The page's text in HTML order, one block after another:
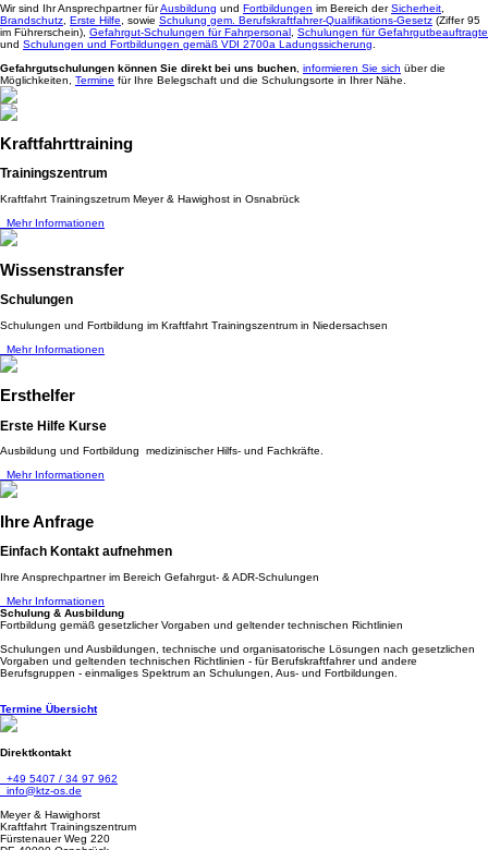
Wir sind Ihr Ansprechpartner fürAusbildung und Fortbildungen im Bereich derSicherheit
Brandschutz Erste Hilfe , sowie Schulung gem. Berufskraftfahrer-Qualifikations-Gesetz (Ziffer 95
im Führerschein), Gefahrgut-Schulungen für Fahrpersonal Schulungen für Gefahrgutbeauftragte
und Schulungen und Fortbildungen gemäß VDI 2700a Ladungssicherung
Gefahrgutschulungen können Sie direkt bei uns buchen informieren Sie sich über die
Möglichkeiten, Termine für Ihre Belegschaft und die Schulungsorte in Ihrer Nähe.
Kraftfahrttraining
Trainingszentrum
Kraftfahrt Trainingszetrum Meyer & Hawighost in Osnabrück
Mehr Informationen
Wissenstransfer
Schulungen
Schulungen und Fortbildung im Kraftfahrt Trainingszentrum in Niedersachsen
Mehr Informationen
Ersthelfer
Erste Hilfe Kurse
Ausbildung und Fortbildung medizinischer Hilfs- und Fachkräfte.
Mehr Informationen
Ihre Anfrage
Einfach Kontakt aufnehmen
Ihre Ansprechpartner im Bereich Gefahrgut- & ADR-Schulungen
Mehr Informationen
Schulung & Ausbildung
Fortbildung gemäß gesetzlicher Vorgaben und geltender technischen Richtlinien
Schulungen und Ausbildungen, technische und organisatorische Lösungen nach gesetzlichen
Vorgaben und geltenden technischen Richtlinien - für Berufskraftfahrer und andere
Berufsgruppen - einmaliges Spektrum an Schulungen, Aus- und Fortbildungen.
Termine Übersicht
Direktkontakt
+49 5407 / 34 97 962
info@ktz-os.de
Meyer & Hawighorst
Kraftfahrt Trainingszentrum
Fürstenauer Weg 220